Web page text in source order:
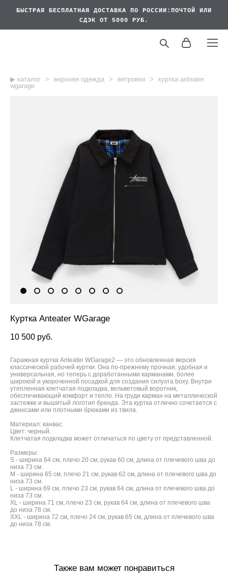
БЫСТРАЯ БЕСПЛАТНАЯ
ДОСТАВКА ПО РОССИИ:ПОЧТОЙ ИЛИ
СДЭК ОТ 5000 РУБ.
▶︎ каталог > верхняя одежда > ветровки >
куртка anteater
wgarage
Куртка Anteater WGarage
10 500 pуб.
Гаражная куртка Anteater WGarage2 — это обновленная версия
классической рабочей куртки. Она по-прежнему прочная, удобная и
универсальная, но теперь с доработанными карманами, более
широкой и укороченной посадкой для создания силуэта boxy. Внутри
утепленная клетчатая подкладка, вельветовый воротник,
обеспечивающий комфорт и тепло. На груди карман на металлической
застежке и вышитый логотип бренда. Эта куртка отлично сочетается с
джинсами или плотными брюками из твила.
Материал: канвас.
Цвет: черный.
Клетчатая подкладка может отличаться по цвету от представленной.
Размеры:
S - ширина 64 см, плечо 20 см, рукав 60 см, длина от плечевого шва до
низа 73 см.
M - ширина 65 см, плечо 21 см, рукав 62 см, длина от плечевого шва до
низа 73 см.
L - ширина 69 см, плечо 23 см, рукав 64 см, длина от плечевого шва до
низа 73 см.
XL - ширина 71 см, плечо 23 см, рукав 64 см, длина от плечевого шва
до низа 78 см.
XXL - ширина 72 см, плечо 24 см, рукав 65 см, длина от плечевого шва
до низа 78 см.
Также вам может понравиться